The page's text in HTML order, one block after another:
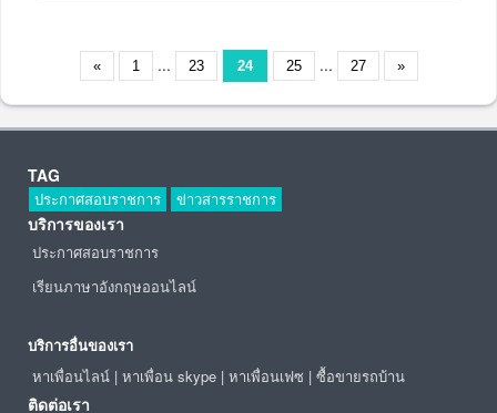
« 1 ... 23 24 25 ... 27 »
TAG
ประกาศสอบราชการ ข่าวสารราชการ
บริการของเรา
ประกาศสอบราชการ
เรียนภาษาอังกฤษออนไลน์
บริการอื่นของเรา
หาเพื่อนไลน์ | หาเพื่อน skype | หาเพื่อนเฟซ | ซื้อขายรถบ้าน
ติดต่อเรา